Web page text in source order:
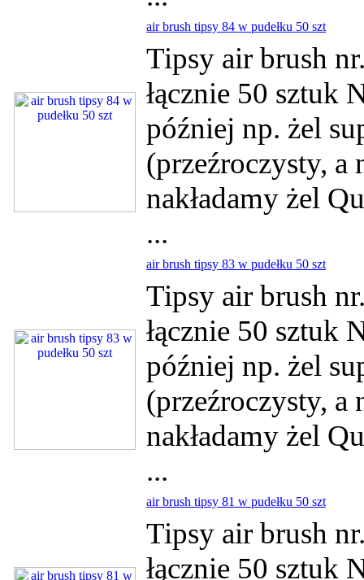
air brush tipsy 84 w pudełku 50 szt
Tipsy air brush
łącznie 50 sztuk
później np. żel
(przeźroczysty, a
nakładamy żel
...
air brush tipsy 83 w pudełku 50 szt
Tipsy air brush
łącznie 50 sztuk
później np. żel
(przeźroczysty, a
nakładamy żel
...
air brush tipsy 81 w pudełku 50 szt
Tipsy air brush
łącznie 50 sztuk